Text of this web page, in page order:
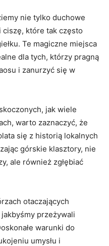
nie⁤ tylko duchowe
które tak często
‌Te magiczne miejsca
dla tych, którzy pragną
⁣i zanurzyć się w
jak wiele
warto zaznaczyć,‌ że
się z historią lokalnych
górskie klasztory, nie
ale również zgłębiać​
otaczających
​przeżywali
warunki ​do
umysłu ⁢i